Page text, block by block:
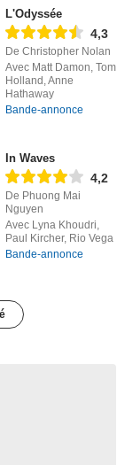
L'Odyssée
4,3
De Christopher Nolan
Avec Matt Damon, Tom
Holland, Anne
Hathaway
Bande-annonce
In Waves
4,2
De Phuong Mai
Nguyen
Avec Lyna Khoudri,
Paul Kircher, Rio Vega
Bande-annonce